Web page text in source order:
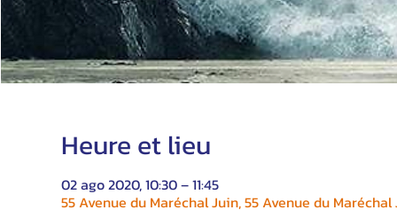
Heure et lieu
02 ago 2020, 10:30 – 11:45
55 Avenue du Maréchal Juin, 55 Avenue du